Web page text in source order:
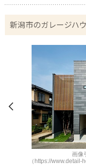
新潟市のガレージハ
画像
（https://